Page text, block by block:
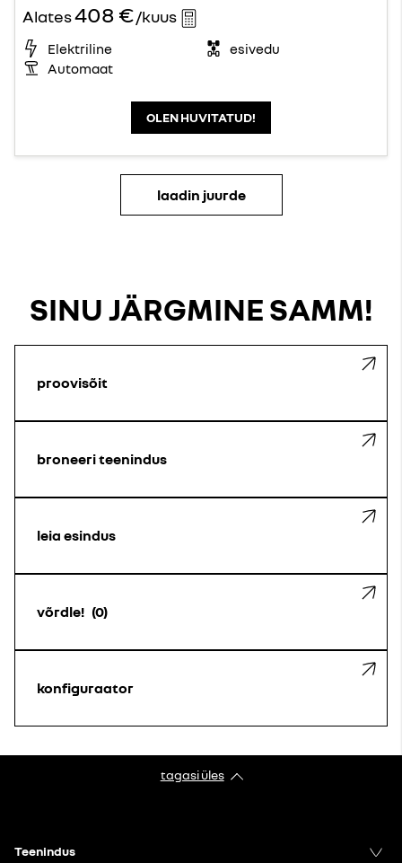
Alates408 €/kuus
Elektriline
esivedu
Automaat
OLEN HUVITATUD!
laadin juurde
SINU JÄRGMINE SAMM!
proovisõit
broneeri teenindus
leia esindus
võrdle! 0
konfiguraator
tagasi üles
Teenindus